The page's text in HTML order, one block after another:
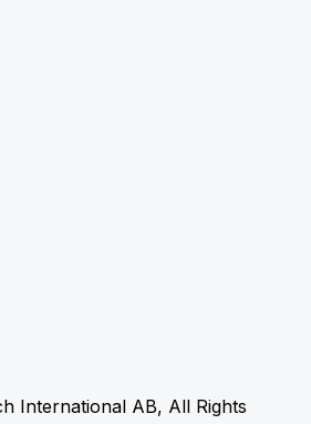
International AB, All Rights